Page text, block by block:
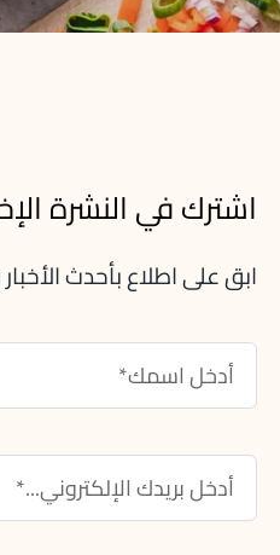
اشترك في النشرة
ابق على اطلاع بأحدث